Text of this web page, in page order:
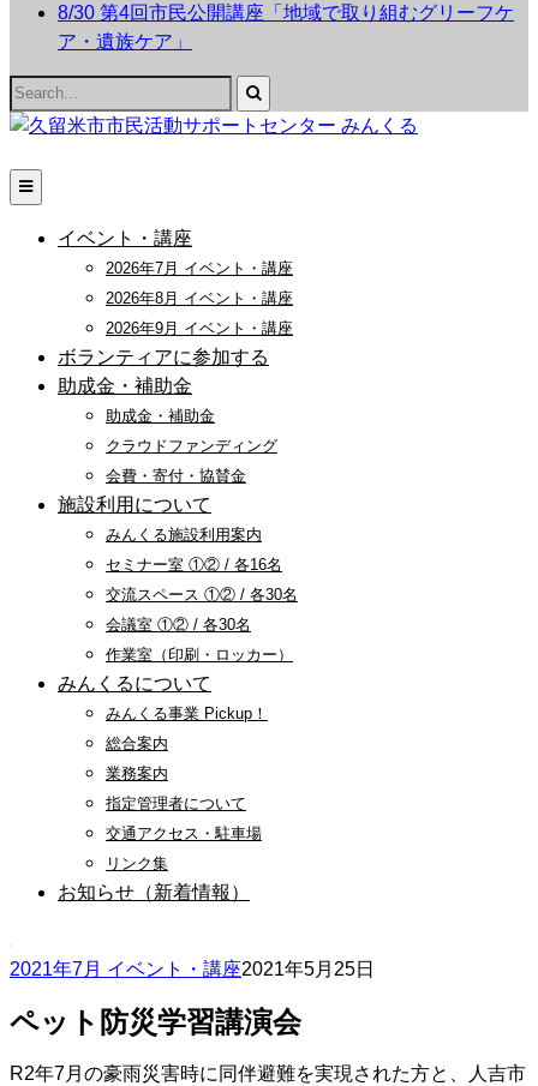
8/30 第4回市民公開講座「地域で取り組むグリーフケ
ア・遺族ケア」
Search
for:
イベント・講座
2026年7月 イベント・講座
2026年8月 イベント・講座
2026年9月 イベント・講座
ボランティアに参加する
助成金・補助金
助成金・補助金
クラウドファンディング
会費・寄付・協賛金
施設利用について
みんくる施設利用案内
セミナー室 ①② / 各16名
交流スペース ①② / 各30名
会議室 ①② / 各30名
作業室（印刷・ロッカー）
みんくるについて
みんくる事業 Pickup！
総合案内
業務案内
指定管理者について
交通アクセス・駐車場
リンク集
お知らせ（新着情報）
2021年7月 イベント・講座2021年5月25日
ペット防災学習講演会
R2年7月の豪雨災害時に同伴避難を実現された方と、人吉市